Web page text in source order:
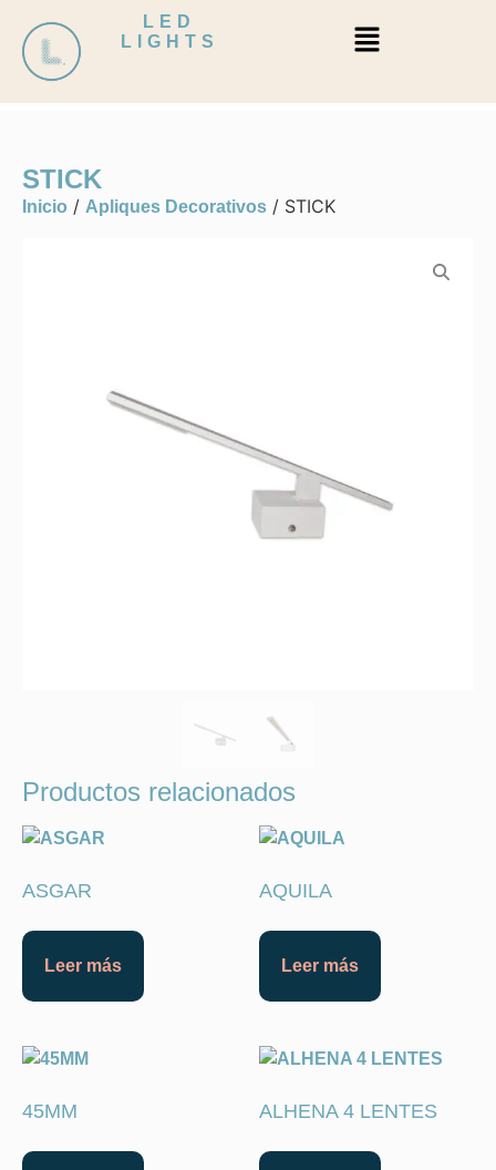
LED
LIGHTS
STICK
Inicio / Apliques Decorativos / STICK
Productos relacionados
ASGAR
Leer más
AQUILA
Leer más
45MM ALHENA 4 LENTES